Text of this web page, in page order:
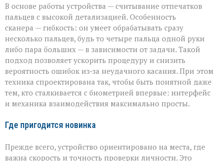
В основе работы устройства — считывание отпечатков
пальцев с высокой детализацией. Особенность
сканера — гибкость: он умеет обрабатывать сразу
несколько пальцев, будь то четыре пальца одной руки
либо пара больших — в зависимости от задачи. Такой
подход позволяет ускорить процедуру и снизить
вероятность ошибок из‑за неудачного касания. При этом
техника спроектирована так, чтобы быть понятной даже
тем, кто сталкивается с биометрией впервые: интерфейс
и механика взаимодействия максимально просты.
Где пригодится новинка
Прежде всего, устройство ориентировано на места, где
важна скорость и точность проверки личности. Это